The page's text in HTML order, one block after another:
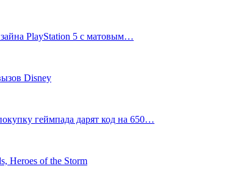
PlayStation 5 с матовым…
Disney
геймпада дарят код на 650…
Heroes of the Storm